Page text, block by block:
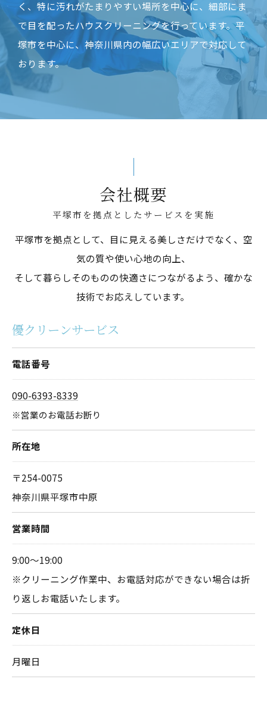
く、特に汚れがたまりやすい場所を中心に、細部にま
で目を配ったハウスクリーニングを行っています。平
塚市を中心に、神奈川県内の幅広いエリアで対応して
おります。
平塚市を拠点としたサービスを実施
会社概要
平塚市を拠点として、目に見える美しさだけでなく、空
気の質や使い心地の向上、
そして暮らしそのものの快適さにつながるよう、確かな
技術でお応えしています。
優クリーンサービス
電話番号
090-6393-8339
※営業のお電話お断り
所在地
〒254-0075
神奈川県平塚市中原
営業時間
9:00～19:00
※クリーニング作業中、お電話対応ができない場合は折
り返しお電話いたします。
定休日
月曜日